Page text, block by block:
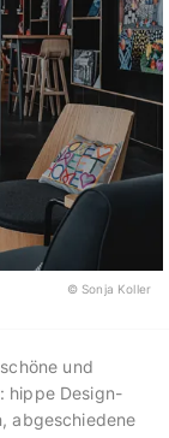
© Sonja Koller
und
hippe Design-
abgeschiedene